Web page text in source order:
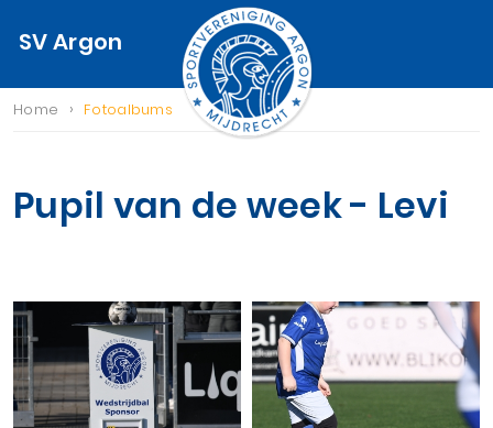
SV Argon
Home › Fotoalbums
Pupil van de week - Levi